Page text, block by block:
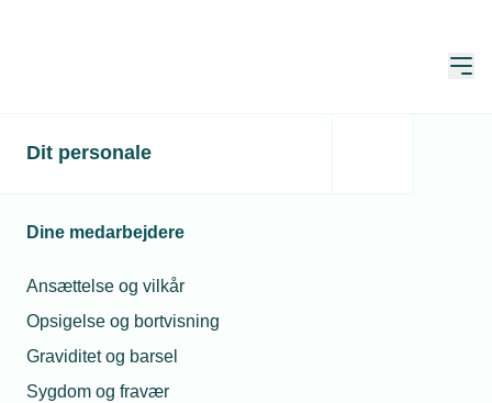
Dit personale
Dine medarbejdere
Ansættelse og vilkår
Opsigelse og bortvisning
Graviditet og barsel
Sygdom og fravær
TEKNIQ Netværk og aktiviteter
Netværk
Få overblik over alle TEKNIQs netværk,
regionalråd og lokalforeninger. Du kan
sortere visningen efter type til højre.